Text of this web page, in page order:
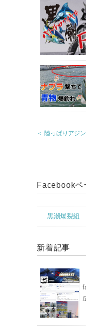
＜ 陸っぱりアジ
Facebookペ
黒潮爆裂組
新着記事